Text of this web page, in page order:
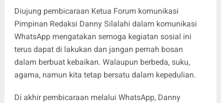
Diujung pembicaraan Ketua Forum komunikasi
Pimpinan Redaksi Danny Silalahi dalam komunikasi
WhatsApp mengatakan semoga kegiatan sosial ini
terus dapat di lakukan dan jangan pernah bosan
dalam berbuat kebaikan. Walaupun berbeda, suku,
agama, namun kita tetap bersatu dalam kepedulian.
Di akhir pembicaraan melalui WhatsApp, Danny